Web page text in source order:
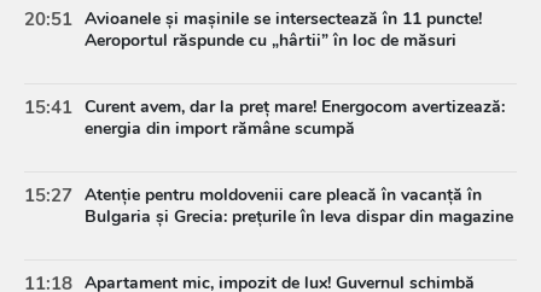
20:51 Avioanele și mașinile se intersectează în 11 puncte!
Aeroportul răspunde cu „hârtii” în loc de măsuri
15:41 Curent avem, dar la preț mare! Energocom avertizează:
energia din import rămâne scumpă
15:27 Atenție pentru moldovenii care pleacă în vacanță în
Bulgaria și Grecia: prețurile în leva dispar din magazine
11:18 Apartament mic, impozit de lux! Guvernul schimbă